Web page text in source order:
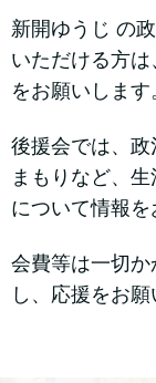
新開ゆうじ の
いただける方
をお願いします
後援会では、
まもりなど、
について情報を
会費等は一切
し、応援をお願